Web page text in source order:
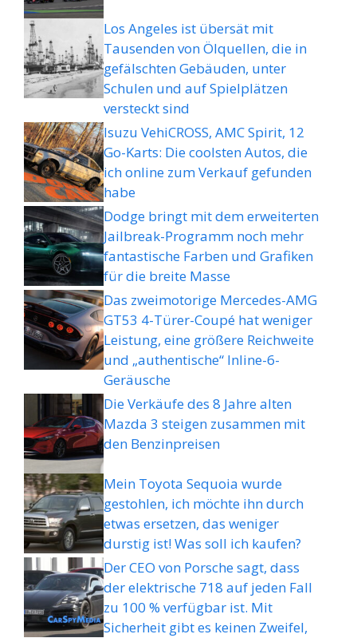
Los Angeles ist übersät mit
Tausenden von Ölquellen, die in
gefälschten Gebäuden, unter
Schulen und auf Spielplätzen
versteckt sind
Isuzu VehiCROSS, AMC Spirit, 12
Go-Karts: Die coolsten Autos, die
ich online zum Verkauf gefunden
habe
Dodge bringt mit dem erweiterten
Jailbreak-Programm noch mehr
fantastische Farben und Grafiken
für die breite Masse
Das zweimotorige Mercedes-AMG
GT53 4-Türer-Coupé hat weniger
Leistung, eine größere Reichweite
und „authentische“ Inline-6-
Geräusche
Die Verkäufe des 8 Jahre alten
Mazda 3 steigen zusammen mit
den Benzinpreisen
Mein Toyota Sequoia wurde
gestohlen, ich möchte ihn durch
etwas ersetzen, das weniger
durstig ist! Was soll ich kaufen?
Der CEO von Porsche sagt, dass
der elektrische 718 auf jeden Fall
zu 100 % verfügbar ist. Mit
Sicherheit gibt es keinen Zweifel,